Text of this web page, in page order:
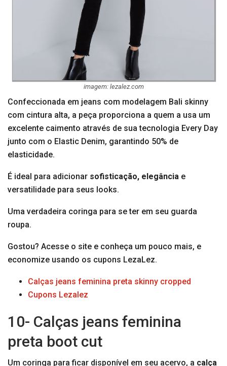
imagem: lezalez.com
Confeccionada em jeans com modelagem Bali skinny
com cintura alta, a peça proporciona a quem a usa um
excelente caimento através de sua tecnologia Every Day
junto com o Elastic Denim, garantindo 50% de
elasticidade.
É ideal para adicionar sofisticação, elegância e
versatilidade para seus looks.
Uma verdadeira coringa para se ter em seu guarda
roupa.
Gostou? Acesse o site e conheça um pouco mais, e
economize usando os cupons LezaLez.
Calças jeans feminina preta skinny cropped
Cupons Lezalez
10- Calças jeans feminina
preta boot cut
Um coringa para ficar disponível em seu acervo, a calça